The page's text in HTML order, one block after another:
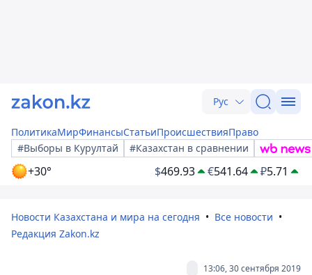
Рус
ПолитикаМирФинансыСтатьиПроисшествияПраво
#Выборы в Курултай
#Казахстан в сравнении
+30° $469.93 €541.64 ₽5.71
Новости Казахстана и мира на сегодня
Все новости
Редакция Zakon.kz
13:06, 30 сентября 2019